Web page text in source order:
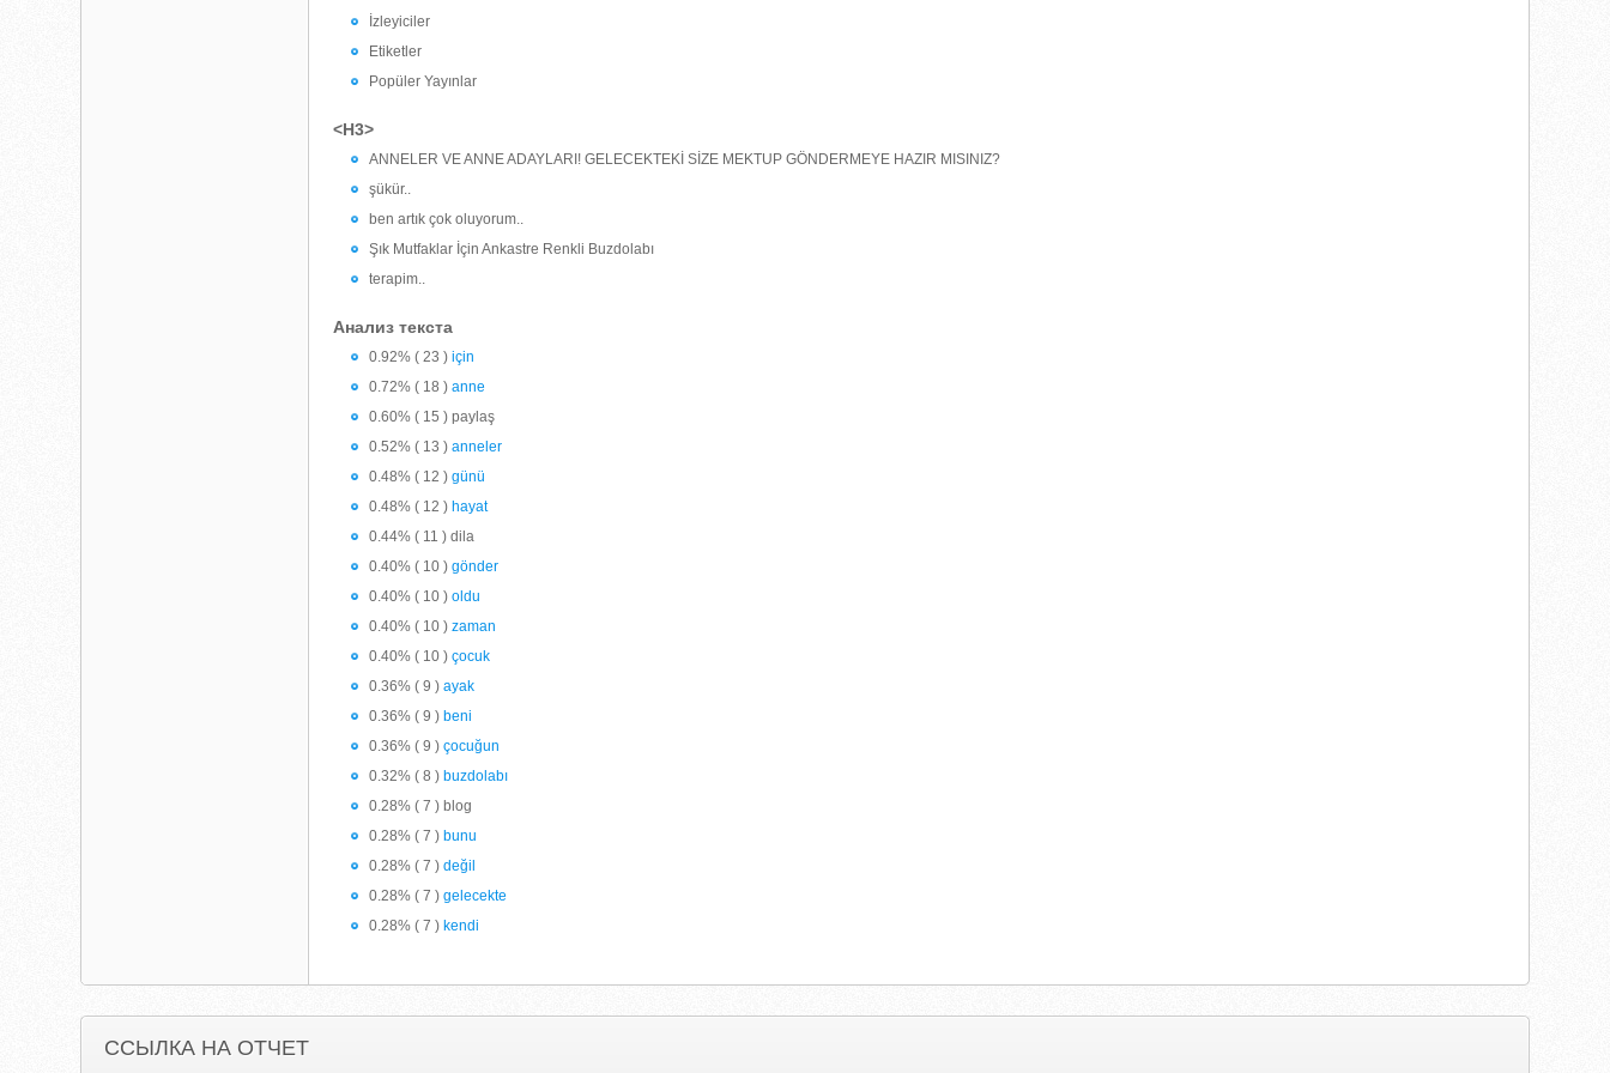
İzleyiciler
Etiketler
Popüler Yayınlar
<H3>
ANNELER VE ANNE ADAYLARI! GELECEKTEKİ SİZE MEKTUP GÖNDERMEYE HAZIR MISINIZ?
şükür..
ben artık çok oluyorum..
Şık Mutfaklar İçin Ankastre Renkli Buzdolabı
terapim..
Анализ текста
0.92% ( 23 )için
0.72% ( 18 )anne
0.60% ( 15 ) paylaş
0.52% ( 13 )anneler
0.48% ( 12 )günü
0.48% ( 12 ) hayat
0.44% ( 11 ) dila
0.40% ( 10 )gönder
0.40% ( 10 )oldu
0.40% ( 10 )zaman
0.40% ( 10 )çocuk
0.36% ( 9 )ayak
0.36% ( 9 ) beni
0.36% ( 9 )çocuğun
0.32% ( 8 ) buzdolabı
0.28% ( 7 ) blog
0.28% ( 7 ) bunu
0.28% ( 7 )değil
0.28% ( 7 )gelecekte
0.28% ( 7 ) kendi
ССЫЛКА НА ОТЧЕТ